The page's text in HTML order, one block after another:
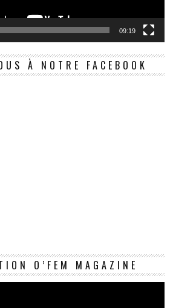
09:19
À NOTRE FACEBOOK
O’FEM MAGAZINE